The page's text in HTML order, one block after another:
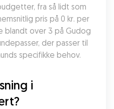
fra så lidt som
pris på 0 kr. per
blandt over 3 på Gudog
der passer til
specifikke behov.
i